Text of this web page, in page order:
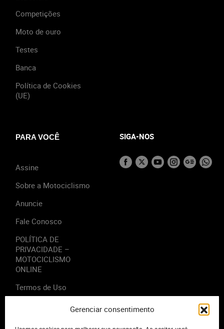
Gerenciar consentimento
Competições
Moto de ouro
Testes
Banca
Política de Cookies
(UE)
PARA VOCÊ
Assine
Sobre a Motociclismo
Anuncie
Fale Conosco
POLÍTICA DE
PRIVACIDADE –
MOTOCICLISMO
ONLINE
Termos de Uso
SIGA-NOS